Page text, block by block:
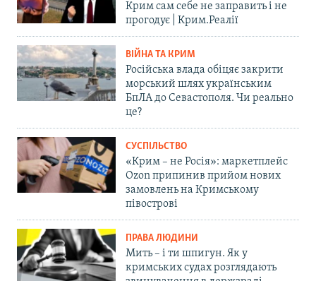
Крим сам себе не заправить і не
прогодує | Крим.Реалії
ВІЙНА ТА КРИМ
Російська влада обіцяє закрити
морський шлях українським
БпЛА до Севастополя. Чи реально
це?
СУСПІЛЬСТВО
«Крим – не Росія»: маркетплейс
Ozon припинив прийом нових
замовлень на Кримському
півострові
ПРАВА ЛЮДИНИ
Мить – і ти шпигун. Як у
кримських судах розглядають